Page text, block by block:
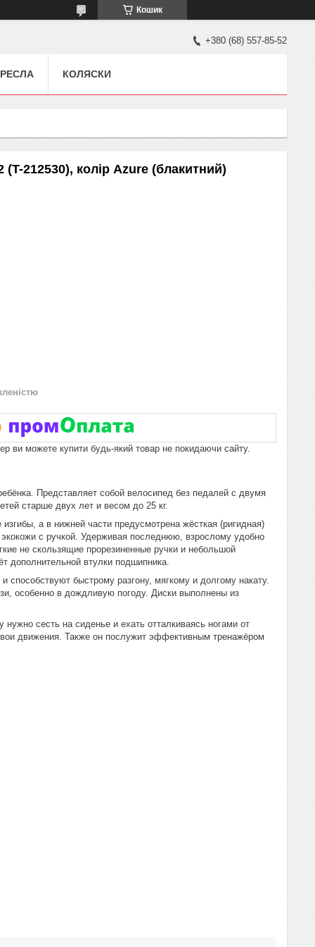
Кошик
+380 (68) 557-85-52
КОЛЯСКИ
212530), колір Azure (блакитний)
ви можете купити будь-який товар не покидаючи сайту.
Представляет собой велосипед без педалей с двумя
старше двух лет и весом до 25 кг.
а в нижней части предусмотрена жёсткая (ригидная)
с ручкой. Удерживая последнюю, взрослому удобно
не скользящие прорезиненные ручки и небольшой
дополнительной втулки подшипника.
быстрому разгону, мягкому и долгому накату.
особенно в дождливую погоду. Диски выполнены из
сесть на сиденье и ехать отталкиваясь ногами от
движения. Также он послужит эффективным тренажёром